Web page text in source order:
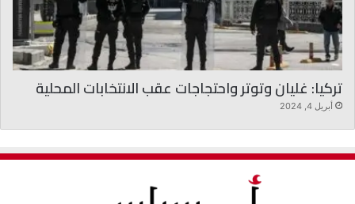
تركيا: غليان وتوتر واحتجاجات عقب الانتخابات المحلية
أبريل 4, 2024